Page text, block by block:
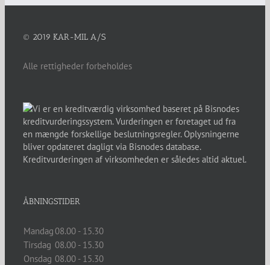
© 2019 KAR-MIL A/S
Alle rettigheder forbeholdes
ÅBNINGSTIDER
Mandag08.00 - 15.30
Tirsdag 08.00 - 15.30
Onsdag 08.00 - 15.30